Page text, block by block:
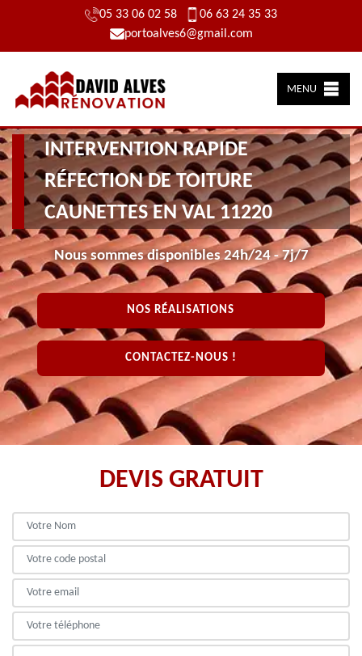
05 33 06 02 58
06 63 24 35 33
portoalves6@gmail.com
MENU
INTERVENTION RAPIDE
RÉFECTION DE TOITURE
CAUNETTES EN VAL 11220
Nous sommes disponibles 24h/24 - 7j/7
NOS RÉALISATIONS
CONTACTEZ-NOUS !
DEVIS GRATUIT